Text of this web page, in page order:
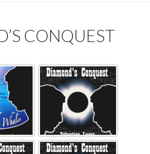
CONQUEST